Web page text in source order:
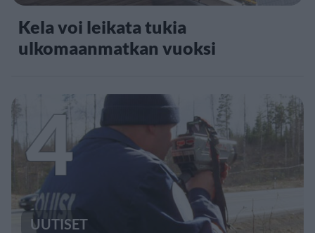
Kela voi leikata tukia
ulkomaanmatkan vuoksi
4
UUTISET